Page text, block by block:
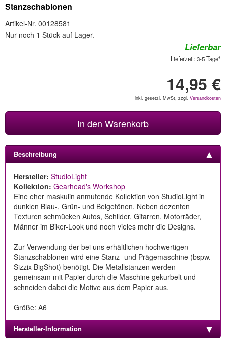
Stanzschablonen
Artikel-Nr. 00128581
Nur noch 1 Stück auf Lager.
Lieferbar
Lieferzeit: 3-5 Tage*
14,95 €
inkl. gesetzl. MwSt, zzgl. Versandkosten
In den Warenkorb
Beschreibung
Hersteller: StudioLight
Kollektion: Gearhead's Workshop
Eine eher maskulin anmutende Kollektion von StudioLight in
dunklen Blau-, Grün- und Beigetönen. Neben dezenten
Texturen schmücken Autos, Schilder, Gitarren, Motorräder,
Männer im Biker-Look und noch vieles mehr die Designs.
Zur Verwendung der bei uns erhältlichen hochwertigen
Stanzschablonen wird eine Stanz- und Prägemaschine (bspw.
Sizzix BigShot) benötigt. Die Metallstanzen werden
gemeinsam mit Papier durch die Maschine gekurbelt und
schneiden dabei die Motive aus dem Papier aus.
Größe: A6
Hersteller-Information